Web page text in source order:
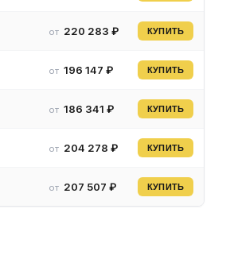
от 220 283 ₽ КУПИТЬ
от 196 147 ₽ КУПИТЬ
от 186 341 ₽ КУПИТЬ
от 204 278 ₽ КУПИТЬ
от 207 507 ₽ КУПИТЬ